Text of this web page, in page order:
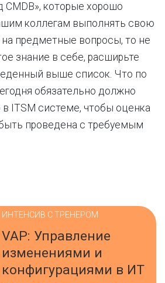
CMDB», которые хорошо
коллегам выполнять свою
на предметные вопросы, то не
знание в себе, расширьте
выше список. Что по
обязательно должно
ITSM системе, чтобы оценка
проведена с требуемым
ИНТЕНСИВ С ТРЕНЕРОМ
VAP: Управление
изменениями и
конфигурациями в ИТ